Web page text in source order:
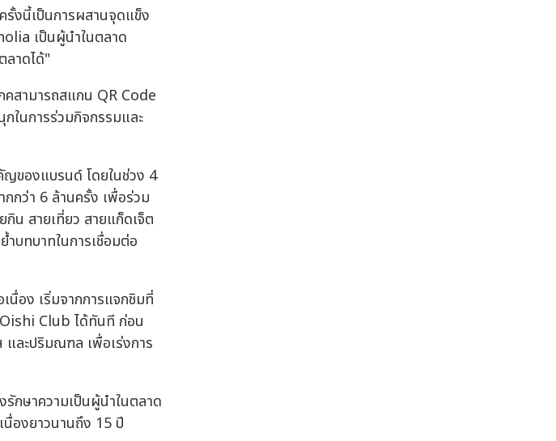
งนี้เป็นการผสานจุดแข็ง
เป็นผู้นำในตลาด
ลาดได้"
สามารถสแกน QR Code
ในการร่วมกิจกรรมและ
ของแบรนด์ โดยในช่วง 4
กว่า 6 ล้านครั้ง เพื่อร่วม
กิน สายเที่ยว สายแก็ดเจ็ต
บทบาทในการเชื่อมต่อ
นื่อง เริ่มจากการแจกชิมที่
Club ได้ทันที ก่อน
ละปริมณฑล เพื่อเร่งการ
กษาความเป็นผู้นำในตลาด
องยาวนานถึง 15 ปี